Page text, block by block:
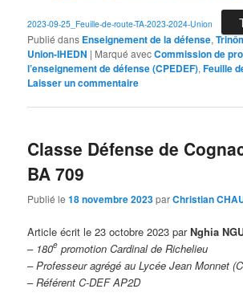
2023-09-25_Feuille-de-route-TA-2023-2024-Union
Publié dans Enseignement de la défense,
Union-IHEDN | Marqué avecCommission de
l’enseignement de défense (CPEDEF),Feuille
Laisser un commentaire
Classe Défense de
BA 709
Publié le18 novembre 2023parChristian
Article écrit le 23 octobre 2023 parNghia
– 180e promotion Cardinal de Richelieu
– Professeur agrégé au Lycée Jean Monnet
–Référent C-DEF AP2D